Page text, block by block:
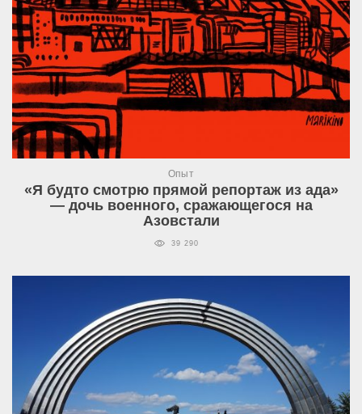
Опыт
«Я будто смотрю прямой репортаж из ада»
— дочь военного, сражающегося на
Азовстали
39 290